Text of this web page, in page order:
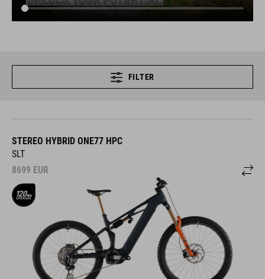
FILTER
STEREO HYBRID ONE77 HPC
SLT
8699 EUR